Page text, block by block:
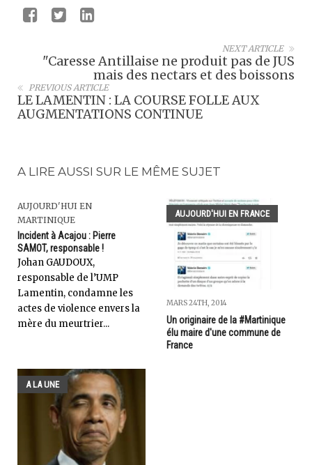
NEXT ARTICLE
"Caresse Antillaise ne produit pas de JUS
mais des nectars et des boissons
PREVIOUS ARTICLE
LE LAMENTIN : LA COURSE FOLLE AUX
AUGMENTATIONS CONTINUE
A LIRE AUSSI SUR LE MÊME SUJET
AUJOURD'HUI EN
MARTINIQUE
Incident à Acajou : Pierre
SAMOT, responsable !
Johan GAUDOUX,
responsable de l’UMP
Lamentin, condamne les
actes de violence envers la
mère du meurtrier...
AUJOURD'HUI EN FRANCE
MARS 24TH, 2014
Un originaire de la #Martinique
élu maire d'une commune de
France
A LA UNE